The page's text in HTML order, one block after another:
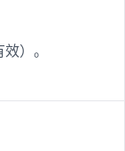
）。